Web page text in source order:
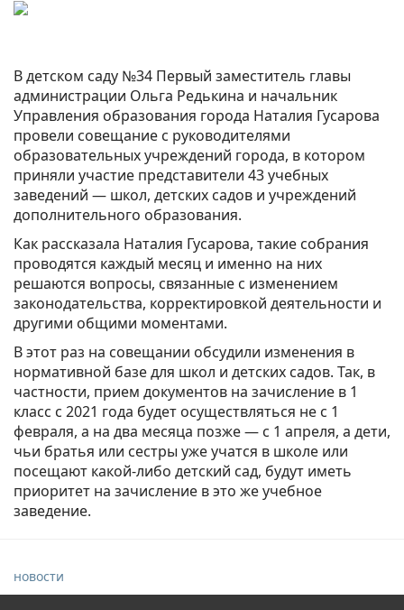
В детском саду №34 Первый заместитель главы
администрации Ольга Редькина и начальник
Управления образования города Наталия Гусарова
провели совещание с руководителями
образовательных учреждений города, в котором
приняли участие представители 43 учебных
заведений — школ, детских садов и учреждений
дополнительного образования.
Как рассказала Наталия Гусарова, такие собрания
проводятся каждый месяц и именно на них
решаются вопросы, связанные с изменением
законодательства, корректировкой деятельности и
другими общими моментами.
В этот раз на совещании обсудили изменения в
нормативной базе для школ и детских садов. Так, в
частности, прием документов на зачисление в 1
класс с 2021 года будет осуществляться не с 1
февраля, а на два месяца позже — с 1 апреля, а дети,
чьи братья или сестры уже учатся в школе или
посещают какой-либо детский сад, будут иметь
приоритет на зачисление в это же учебное
заведение.
новости